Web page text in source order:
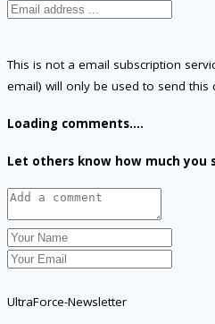
This is not a email subscription
email) will only be used to send this
Loading comments....
Let others know how much you
UltraForce-Newsletter